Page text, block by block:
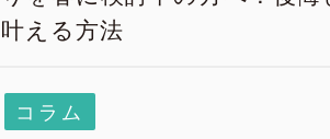
える方法
コラム